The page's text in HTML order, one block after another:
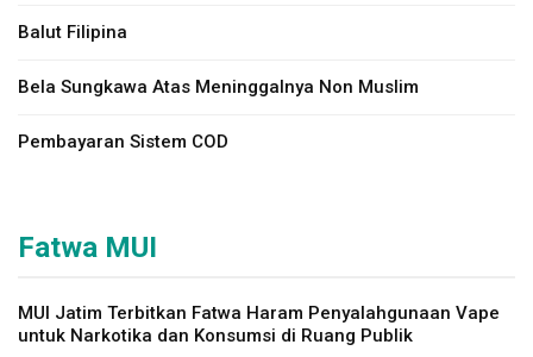
Balut Filipina
Bela Sungkawa Atas Meninggalnya Non Muslim
Pembayaran Sistem COD
Fatwa MUI
MUI Jatim Terbitkan Fatwa Haram Penyalahgunaan Vape
untuk Narkotika dan Konsumsi di Ruang Publik